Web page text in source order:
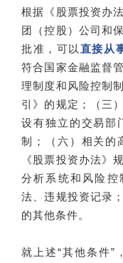
根据《股票投资办
团（控股）公司和
批准，可以 直接从
符合国家金融监督
理制度和风险控制
引》的规定；（三
设有独立的交易部
制；（六）相关的
《股票投资办法》
分析系统和风险控
法、违规投资记录
的其他条件。
就上述“其他条件”